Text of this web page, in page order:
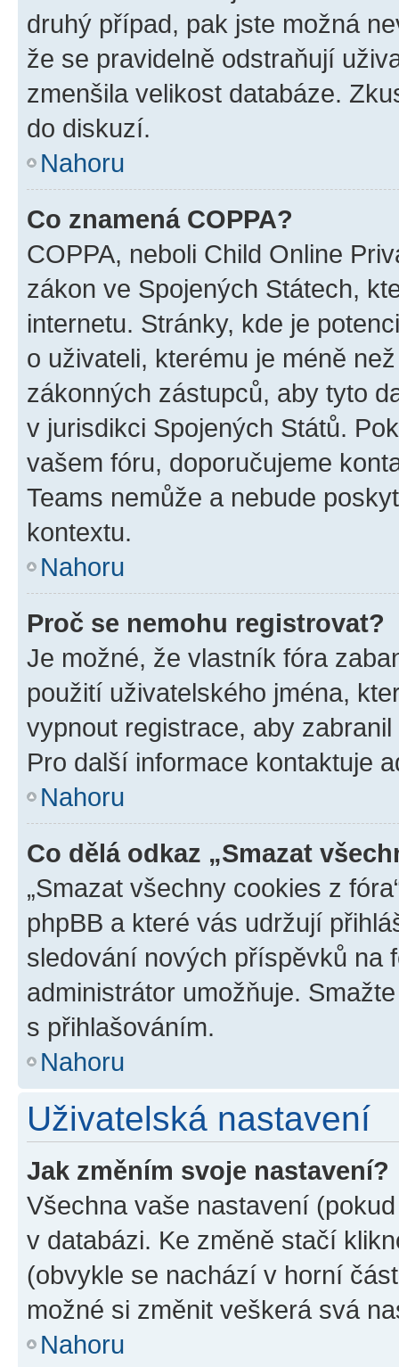
druhý případ, pak jste možná
že se pravidelně odstraňují
zmenšila velikost databáze.
do diskuzí.
Nahoru
Co znamená COPPA?
COPPA, neboli Child Online
zákon ve Spojených Státech,
internetu. Stránky, kde je
o uživateli, kterému je méně
zákonných zástupců, aby tyto
v jurisdikci Spojených Států.
vašem fóru, doporučujeme
Teams nemůže a nebude
kontextu.
Nahoru
Proč se nemohu registrovat?
Je možné, že vlastník fóra
použití uživatelského jména,
vypnout registrace, aby
Pro další informace kontaktuje
Nahoru
Co dělá odkaz „Smazat
„Smazat všechny cookies z
phpBB a které vás udržují
sledování nových příspěvků na
administrátor umožňuje.
s přihlašováním.
Nahoru
Uživatelská nastavení
Jak změním svoje nastavení?
Všechna vaše nastavení
v databázi. Ke změně stačí
(obvykle se nachází v horní
možné si změnit veškerá svá
Nahoru